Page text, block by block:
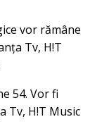
vor rămâne
Tv, H!T
54. Vor fi
Tv, H!T Music